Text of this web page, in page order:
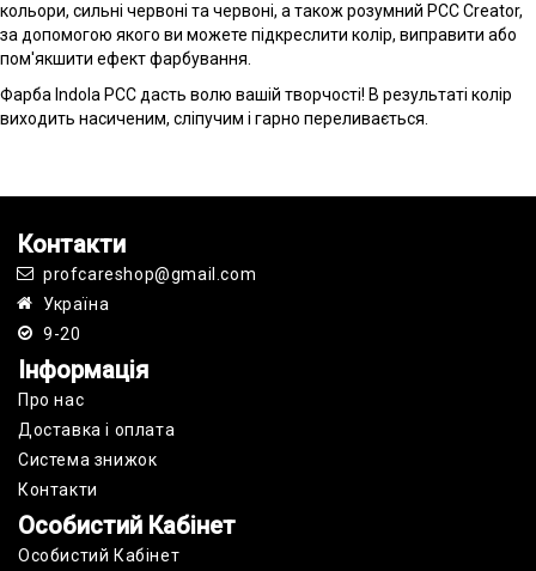
кольори, сильні червоні та червоні, а також розумний PCC Creator,
за допомогою якого ви можете підкреслити колір, виправити або
пом'якшити ефект фарбування.
Фарба Indola PCC дасть волю вашій творчості! В результаті колір
виходить насиченим, сліпучим і гарно переливається.
Контакти
profcareshop@gmail.com
Україна
9-20
Інформація
Про нас
Доставка і оплата
Cистема знижок
Контакти
Особистий Кабінет
Особистий Кабінет